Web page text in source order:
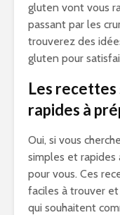
gluten vont vous
passant par les
trouverez des
gluten pour
Les
rapides à
Oui, si vous
simples et
pour vous. Ces
faciles à trouver
qui souhaitent